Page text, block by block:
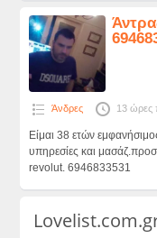
Άνδρες 13 ώρες
Είμαι 38 ετών
υπηρεσίες και
revolut. 6946833531